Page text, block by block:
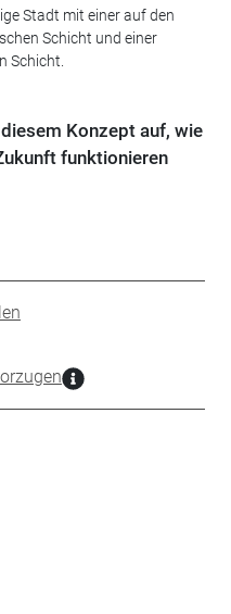
Stadt mit einer auf den
Schicht und einer
Schicht.
Konzept auf, wie
funktionieren